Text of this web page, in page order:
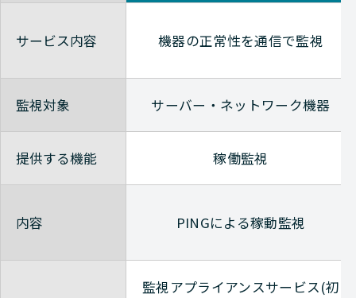
サービス内容 機器の正常性を通信で監視
監視対象 サーバー・ネットワーク機器
提供する機能 稼働監視
内容 PINGによる稼動監視
監視アプライアンスサービス(初